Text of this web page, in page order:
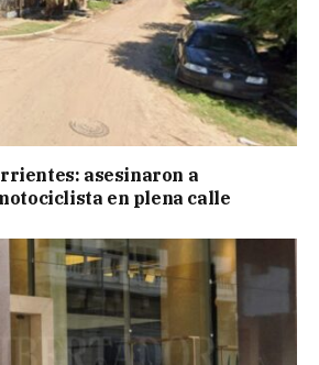
asesinaron a
en plena calle